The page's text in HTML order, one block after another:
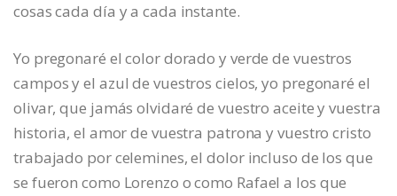
cosas cada día y a cada instante.
Yo pregonaré el color dorado y verde de vuestros
campos y el azul de vuestros cielos, yo pregonaré el
olivar, que jamás olvidaré de vuestro aceite y vuestra
historia, el amor de vuestra patrona y vuestro cristo
trabajado por celemines, el dolor incluso de los que
se fueron como Lorenzo o como Rafael a los que